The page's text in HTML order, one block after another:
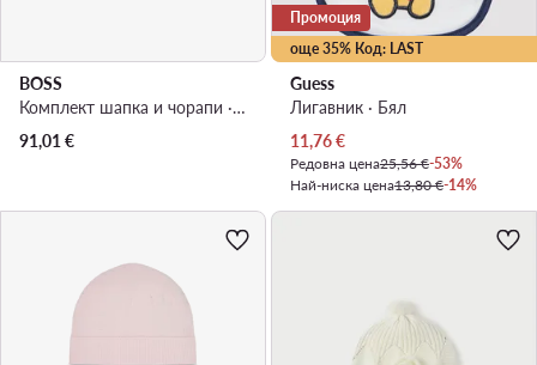
BOSS
Комплект шапка и чорапи · Розов
91,01 €
още 35% Код: LAST
Промоция
Guess
Лигавник · Бял
Актуална цена
11,76€
Редовна цена25,56 €-53%
Най-ниска цена13,80 €-14%